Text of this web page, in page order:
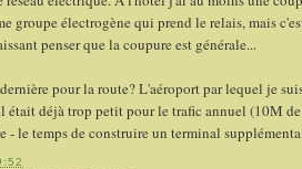
groupe électrogène qui prend le relais, mais
penser que la coupure est générale...
pour la route? L'aéroport par lequel je
était déjà trop petit pour le trafic annuel (10M
- le temps de construire un terminal